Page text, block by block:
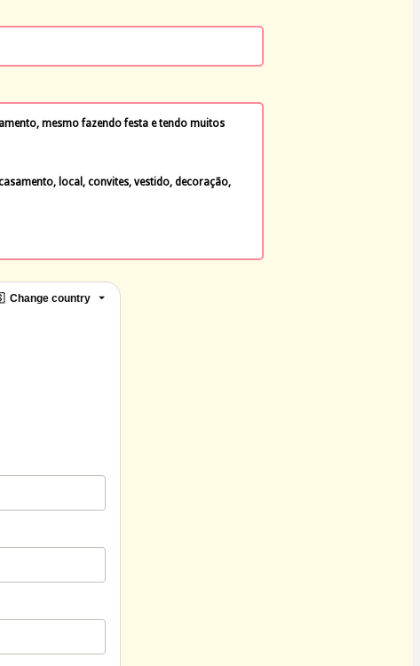
mesmo fazendo festa e tendo muitos
local, convites, vestido, decoração,
Change country